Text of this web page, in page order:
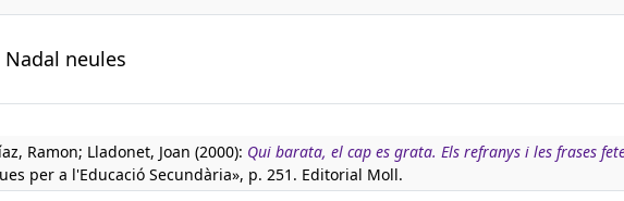
neules
Ramon; Lladonet, Joan (2000): Qui barata, el cap es grata. Els refranys i les frases
per a l'Educació Secundària», p. 251. Editorial Moll.